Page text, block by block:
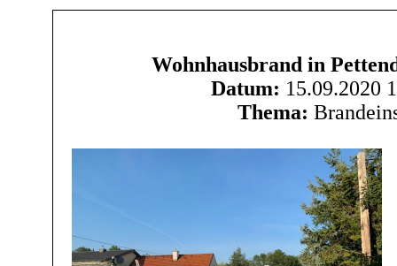
Wohnhausbrand in
Datum: 15.09.2020
Thema: